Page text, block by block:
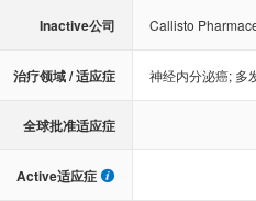
Inactive公司 Callisto
治疗领域 / 适应症 神经内分泌癌; 多
全球批准适应症
Active适应症